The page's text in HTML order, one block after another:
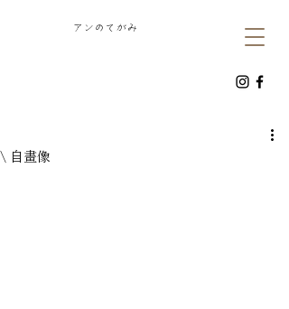
​アンのてがみ
\ 自畫像